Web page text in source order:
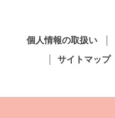
個人情報の取扱い
サイトマップ